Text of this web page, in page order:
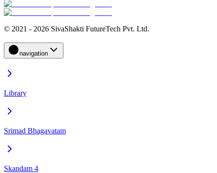
© 2021 - 2026 SivaShakti FutureTech Pvt. Ltd.
navigation
Library
Srimad Bhagavatam
Skandam 4